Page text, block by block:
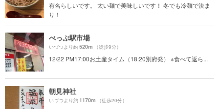
有名らしいです。 太い麺で美味しいです！ 冬でも冷麺で決ま
り！
べっぷ駅市場
いづつより約520m （徒歩9分）
12/22 PM17:00お土産タイム（18:20別府発） ※食べて返ら...
朝見神社
いづつより約1170m （徒歩20分）